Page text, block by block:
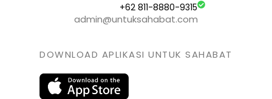
+62 811-8880-9315
admin@untuksahabat.com
DOWNLOAD APLIKASI UNTUK SAHABAT